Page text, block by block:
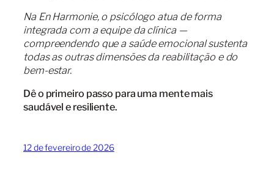
Na En Harmonie, o psicólogo atua de forma
integrada com a equipe da clínica —
compreendendo que a saúde emocional sustenta
todas as outras dimensões da reabilitação e do
bem-estar.
Dê o primeiro passo para uma mente mais
saudável e resiliente.
12 de fevereiro de 2026